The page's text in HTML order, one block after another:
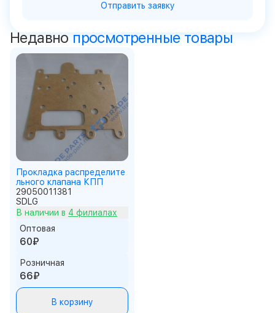
Отправить заявку
Недавно просмотренные товары
Прокладка распределите
льного клапана КПП
29050011381
SDLG
В наличии в 4 филиалах
Оптовая
60₽
Розничная
66₽
В корзину